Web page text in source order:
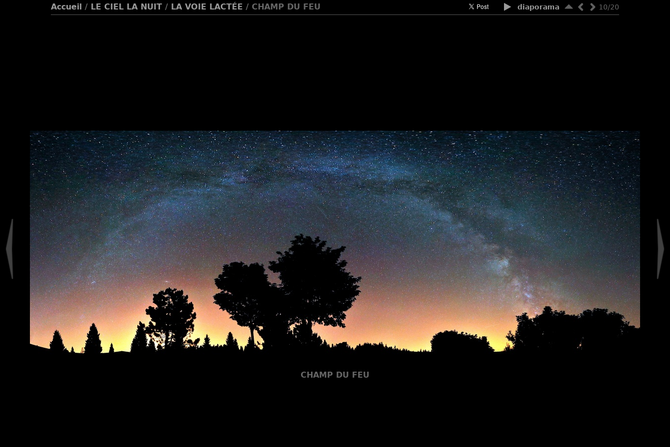
10/20
diaporama
Accueil / LE CIEL LA NUIT / LA VOIE LACTÉE / CHAMP DU FEU
CHAMP DU FEU